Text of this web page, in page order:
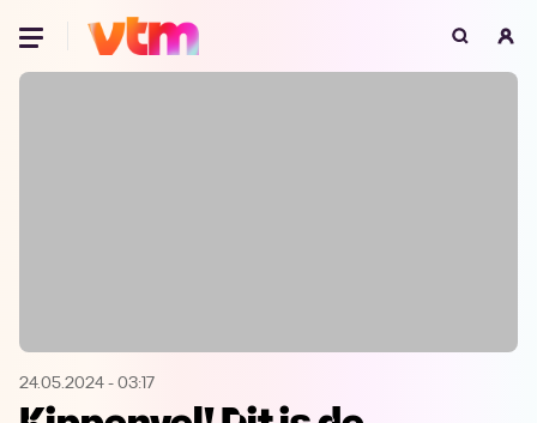
Oeps, browser niet ondersteund
24.05.2024 - 03:17